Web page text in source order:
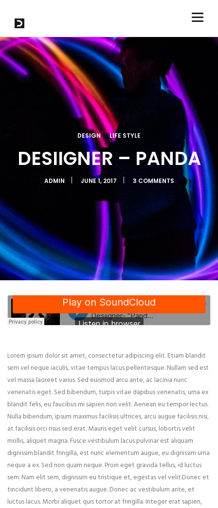
DESIGN LIFE STYLE
DESIIGNER – PANDA
ADMIN JUNE 1, 2017 3 COMMENTS
Lorem ipsum dolor sit amet, consectetur adipiscing elit. Etiam blandit
sem vel neque iaculis, vitae tempus lacus pellentesque. Nullam sed est
vel massa laoreet varius. Sed euismod arcu ante, ac lacinia nunc
venenatis eget. Sed bibendum, turpis vitae dapibus venenatis, urna ex
blandit felis, eu faucibus mi sapien non velit. Aenean eu tempor lectus.
Nulla bibendum, ipsum maximus facilisis ultrices, arcu augue facilisis nisi,
at facilisis orci risus sed erat. Mauris eget velit cursus, lobortis velit
mollis, aliquet magna. Fusce vestibulum lacus pulvinar est aliquam
dignissim.blandit fringilla, est nunc elementum augue, eu dignissim urna
neque a ex. Sed non quam neque. Proin eget gravida tellus, id luctus
sem. Nam elit sem, dignissim eu tristique et, egestas vel velit.Donec et
tincidunt libero, a venenatis augue. Donec ac vestibulum ante, et
luctus lacus. Morbi aliquet quis tortor at fringilla. Integer erat sapien,